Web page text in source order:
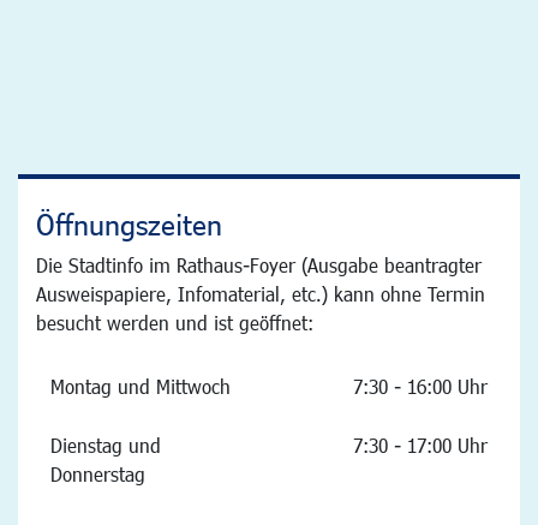
Öffnungszeiten
Die Stadtinfo im Rathaus-Foyer (Ausgabe beantragter
Ausweispapiere, Infomaterial, etc.) kann ohne Termin
besucht werden und ist geöffnet:
Montag und Mittwoch 7:30 - 16:00 Uhr
Dienstag und
Donnerstag
7:30 - 17:00 Uhr